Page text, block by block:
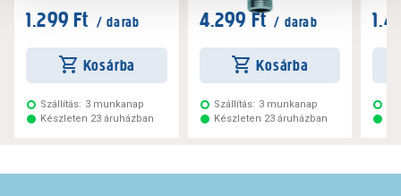
1.299 Ft / darab
Kosárba
Szállítás: 3 munkanap
Készleten 23 áruházban
4.299 Ft / darab
Kosárba
Szállítás: 3 munkanap
Készleten 23 áruházban